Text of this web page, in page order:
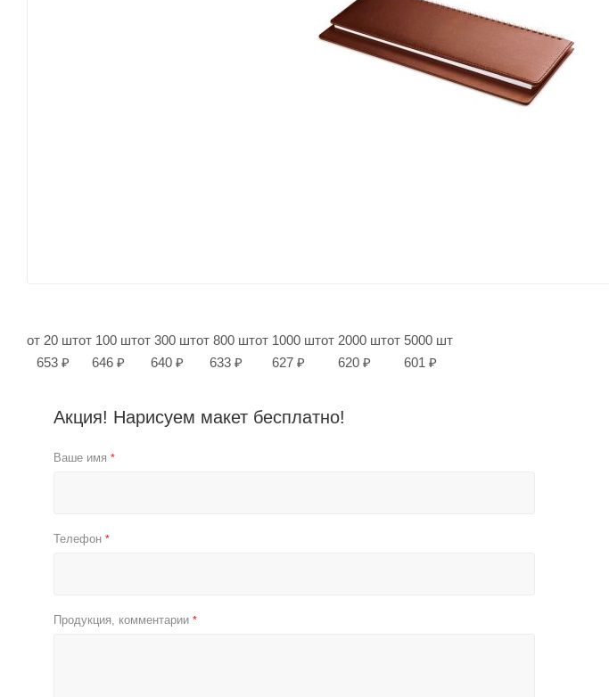
от 20 шт
653 ₽
от 100 шт
646 ₽
от 300 шт
640 ₽
от 800 шт
633 ₽
от 1000 шт
627 ₽
от 2000 шт
620 ₽
от 5000 шт
601 ₽
Акция! Нарисуем макет бесплатно!
Ваше имя *
Телефон *
Продукция, комментарии *